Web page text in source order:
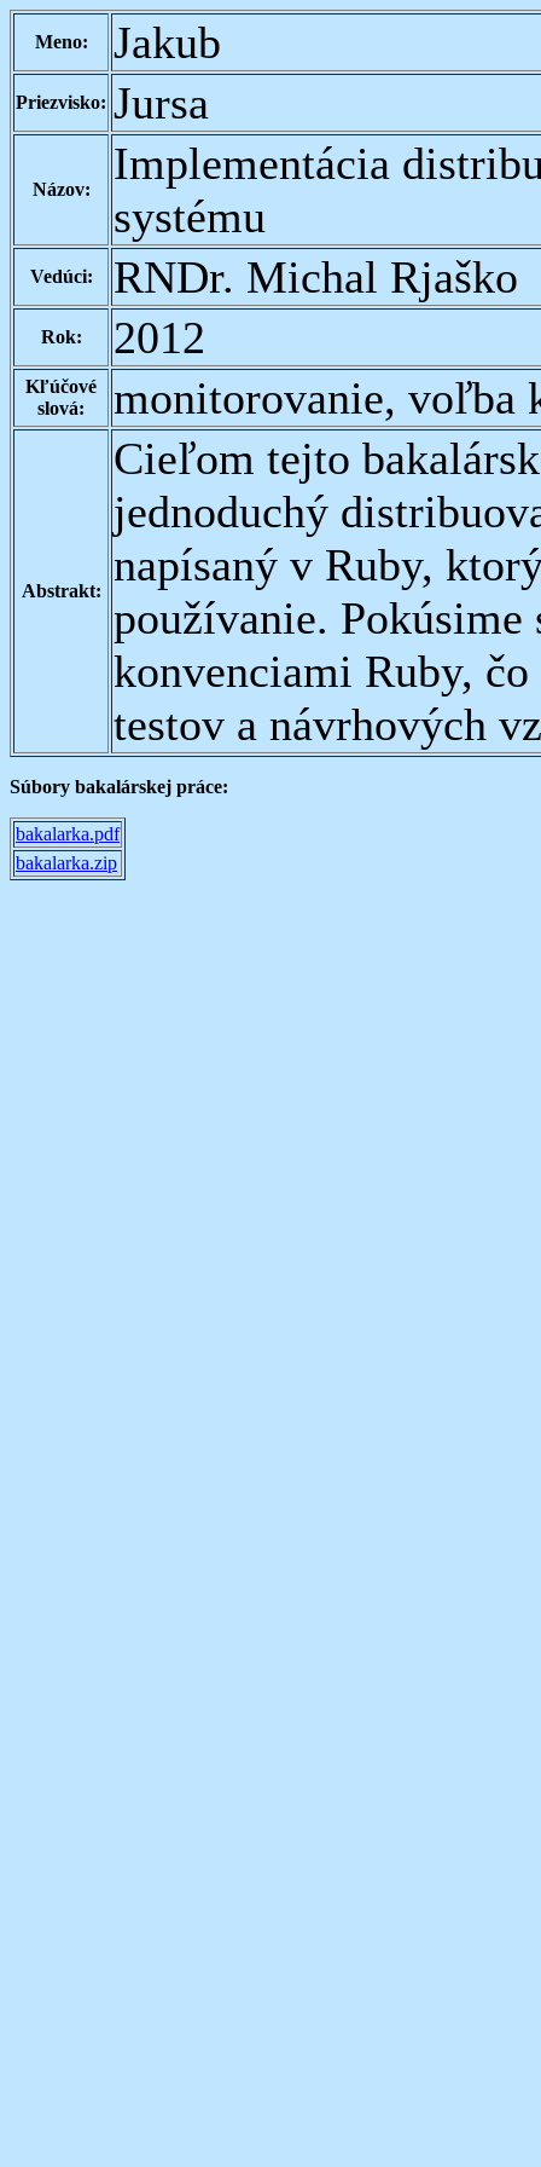
Meno: Jakub
Priezvisko: Jursa
Názov:
Implementácia
systému
Vedúci: RNDr. Michal Rjaško
Rok: 2012
Kľúčové
slová:
monitorovanie, voľba
Abstrakt:
Cieľom tejto
jednoduchý
napísaný v Ruby,
používanie.
konvenciami Ruby,
testov a návrhových
Súbory bakalárskej práce:
bakalarka.pdf
bakalarka.zip